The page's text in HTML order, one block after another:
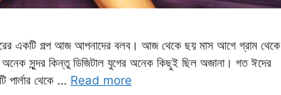
একটি গল্প আজ আপনাদের বলব। আজ থেকে ছয় মাস আগে গ্রাম থেকে
সুন্দর কিন্তু ডিজিটাল যুগের অনেক কিছুই ছিল অজানা। গত ঈদের
পার্লার থেকে … Read more